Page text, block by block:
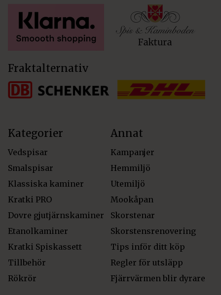
Fraktalternativ
Kategorier
Vedspisar
Smalspisar
Klassiska kaminer
Kratki PRO
Dovre gjutjärnskaminer
Etanolkaminer
Kratki Spiskassett
Tillbehör
Rökrör
Annat
Kampanjer
Hemmiljö
Utemiljö
Mookåpan
Skorstenar
Skorstensrenovering
Tips inför ditt köp
Regler för utsläpp
Fjärrvärmen blir dyrare